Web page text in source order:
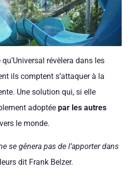
révèlera dans les
ils comptent s’attaquer à la
Une solution qui, si elle
adoptée par les autres
le monde.
se gênera pas de l’apporter dans
dit Frank Belzer.